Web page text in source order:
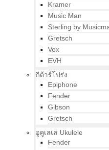
Kramer
Music Man
Sterling by
Gretsch
Vox
EVH
กีต้าร์โปร่ง
Epiphone
Fender
Gibson
Gretsch
อูคูเลเล่ Ukulele
Fender